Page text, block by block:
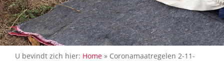
U bevindt zich hier: Home » Coronamaatregelen 2-11-